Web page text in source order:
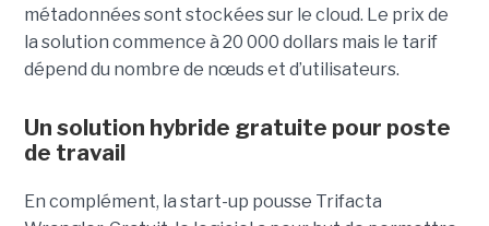
métadonnées sont stockées sur le cloud. Le prix de
la solution commence à 20 000 dollars mais le tarif
dépend du nombre de nœuds et d’utilisateurs.
Un solution hybride gratuite pour poste
de travail
En complément, la start-up pousse Trifacta